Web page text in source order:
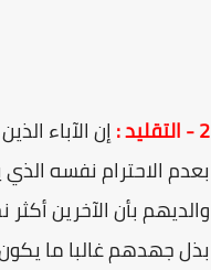
2 - التقليد :
إن الآباء
بعدم الاحترام نفسه
والديهم بأن الآخرين
بذل جهدهم غالبا ما